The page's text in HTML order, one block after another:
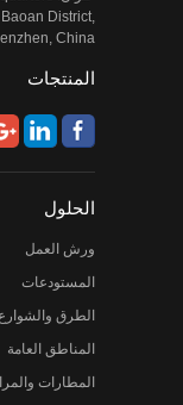
District,
China.
المنتجات
الحلول
ورش العمل
المستودعات
الطرق والشوارع
المناطق العامة
المطارات